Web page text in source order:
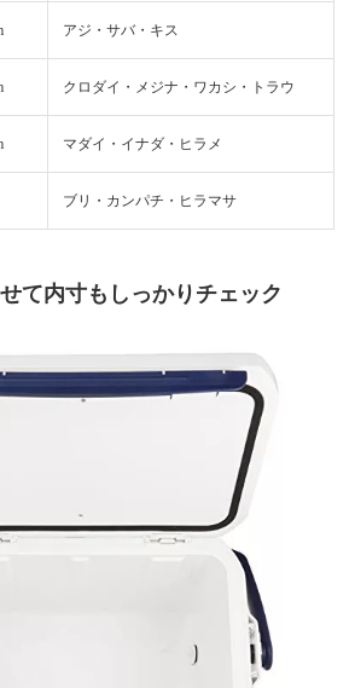
アジ・サバ・キス
クロダイ・メジナ・ワカシ・トラウ
マダイ・イナダ・ヒラメ
ブリ・カンパチ・ヒラマサ
て内寸もしっかりチェック